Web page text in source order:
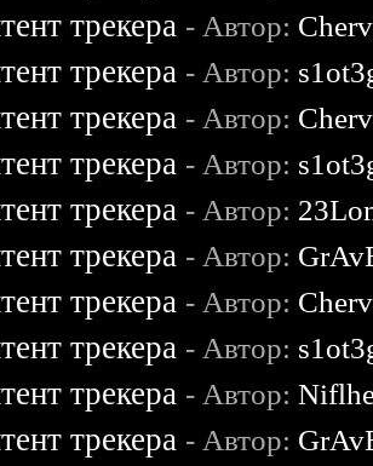
трекера - Автор:
трекера - Автор:
трекера - Автор:
трекера - Автор:
трекера - Автор:
трекера - Автор:
трекера - Автор:
трекера - Автор:
трекера - Автор:
трекера - Автор: